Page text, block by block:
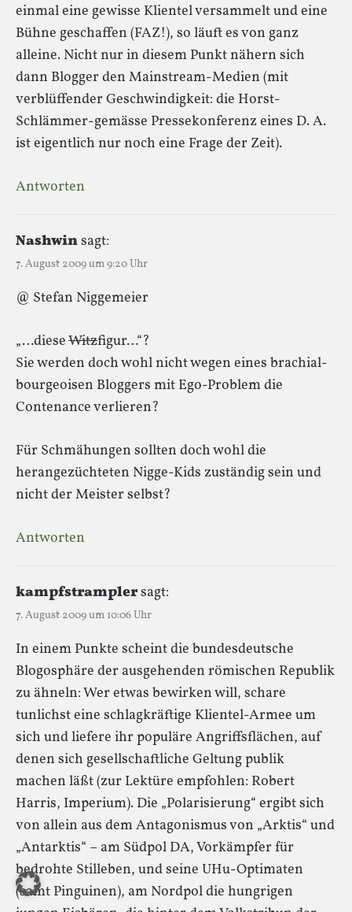
einmal eine gewisse Klientel versammelt und eine
Bühne geschaffen (FAZ!), so läuft es von ganz
alleine. Nicht nur in diesem Punkt nähern sich
dann Blogger den Mainstream-Medien (mit
verblüffender Geschwindigkeit: die Horst-
Schlämmer-gemässe Pressekonferenz eines D. A.
ist eigentlich nur noch eine Frage der Zeit).
Antworten
Nashwinsagt:
7. August 2009 um 9:20 Uhr
@ Stefan Niggemeier
„…dieseWitzfigur…“?
Sie werden doch wohl nicht wegen eines brachial-
bourgeoisen Bloggers mit Ego-Problem die
Contenance verlieren?
Für Schmähungen sollten doch wohl die
herangezüchteten Nigge-Kids zuständig sein und
nicht der Meister selbst?
Antworten
kampfstramplersagt:
7. August 2009 um 10:06 Uhr
In einem Punkte scheint die bundesdeutsche
Blogosphäre der ausgehenden römischen Republik
zu ähneln: Wer etwas bewirken will, schare
tunlichst eine schlagkräftige Klientel-Armee um
sich und liefere ihr populäre Angriffsflächen, auf
denen sich gesellschaftliche Geltung publik
machen läßt (zur Lektüre empfohlen: Robert
Harris, Imperium). Die „Polarisierung“ ergibt sich
von allein aus dem Antagonismus von „Arktis“ und
„Antarktis“ – am Südpol DA, Vorkämpfer für
bedrohte Stilleben, und seine UHu-Optimaten
(samt Pinguinen), am Nordpol die hungrigen